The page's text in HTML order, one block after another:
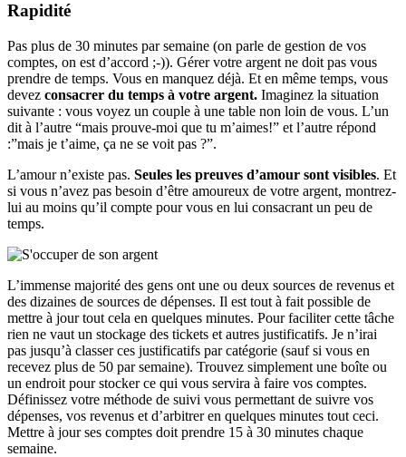
Rapidité
Pas plus de 30 minutes par semaine (on parle de gestion de vos
comptes, on est d’accord ;-)). Gérer votre argent ne doit pas vous
prendre de temps. Vous en manquez déjà. Et en même temps, vous
devez consacrer du temps à votre argent. Imaginez la situation
suivante : vous voyez un couple à une table non loin de vous. L’un
dit à l’autre “mais prouve-moi que tu m’aimes!” et l’autre répond
:”mais je t’aime, ça ne se voit pas ?”.
L’amour n’existe pas. Seules les preuves d’amour sont visibles. Et
si vous n’avez pas besoin d’être amoureux de votre argent, montrez-
lui au moins qu’il compte pour vous en lui consacrant un peu de
temps.
L’immense majorité des gens ont une ou deux sources de revenus et
des dizaines de sources de dépenses. Il est tout à fait possible de
mettre à jour tout cela en quelques minutes. Pour faciliter cette tâche
rien ne vaut un stockage des tickets et autres justificatifs. Je n’irai
pas jusqu’à classer ces justificatifs par catégorie (sauf si vous en
recevez plus de 50 par semaine). Trouvez simplement une boîte ou
un endroit pour stocker ce qui vous servira à faire vos comptes.
Définissez votre méthode de suivi vous permettant de suivre vos
dépenses, vos revenus et d’arbitrer en quelques minutes tout ceci.
Mettre à jour ses comptes doit prendre 15 à 30 minutes chaque
semaine.